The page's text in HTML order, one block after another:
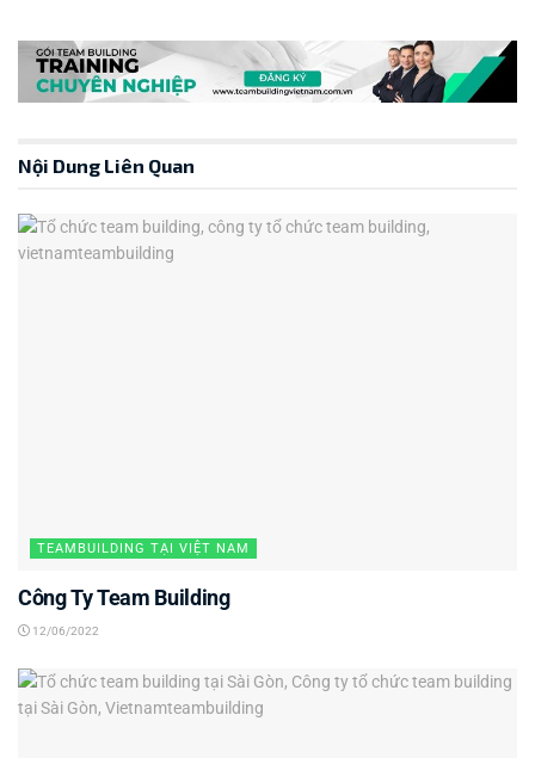
Nội Dung Liên Quan
TEAMBUILDING TẠI VIỆT NAM
Công Ty Team Building
12/06/2022